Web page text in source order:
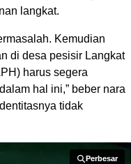
langkat.
Kemudian
di desa pesisir Langkat
harus segera
hal ini,” beber nara
tidak
Perbesar
Perbesar